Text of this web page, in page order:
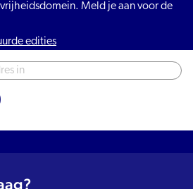
Meld je aan voor de
edities